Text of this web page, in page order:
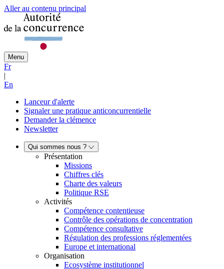
Aller au contenu principal
Menu
Fr
|
En
Lanceur d'alerte
Signaler une pratique anticoncurrentielle
Demander la clémence
Newsletter
Qui sommes nous ?
Présentation
Missions
Chiffres clés
Charte des valeurs
Politique RSE
Activités
Compétence contentieuse
Contrôle des opérations de concentration
Compétence consultative
Régulation des professions réglementées
Europe et international
Organisation
Ecosystème institutionnel